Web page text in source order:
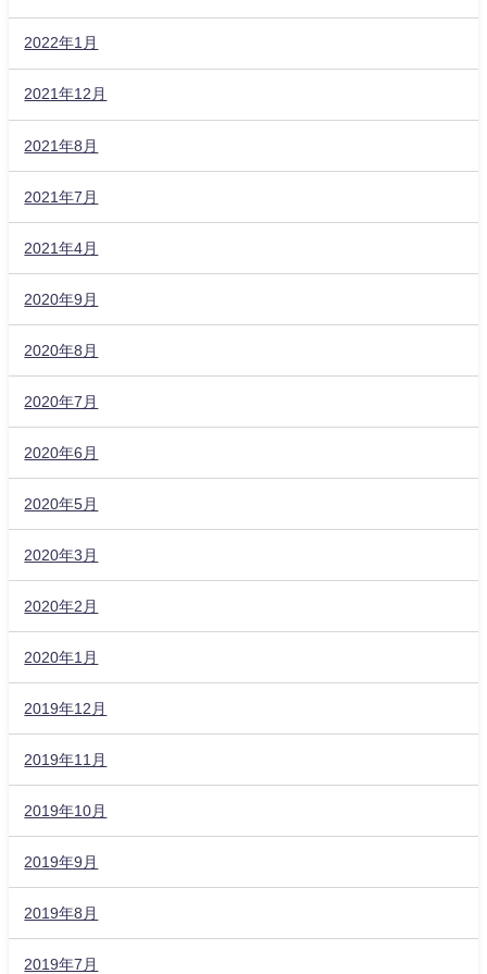
2022年1月
2021年12月
2021年8月
2021年7月
2021年4月
2020年9月
2020年8月
2020年7月
2020年6月
2020年5月
2020年3月
2020年2月
2020年1月
2019年12月
2019年11月
2019年10月
2019年9月
2019年8月
2019年7月